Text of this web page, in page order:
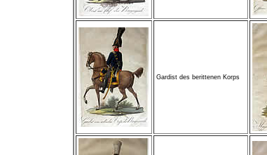
Gardist des berittenen Korps